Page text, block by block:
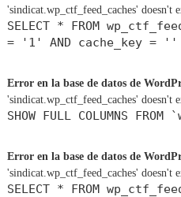
'sindicat.wp_ctf_feed_caches' doesn't
SELECT * FROM
= '1' AND cache_key = ''
Error en la base de datos de
'sindicat.wp_ctf_feed_caches' doesn't
SHOW FULL COLUMNS
Error en la base de datos de
'sindicat.wp_ctf_feed_caches' doesn't
SELECT * FROM